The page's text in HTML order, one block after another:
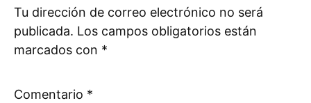
Tu dirección de correo electrónico no será
publicada. Los campos obligatorios están
marcados con *
Comentario *